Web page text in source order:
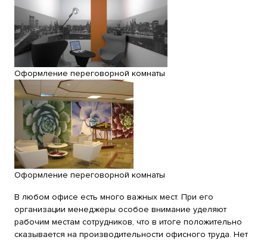
Оформление переговорной комнаты
Оформление переговорной комнаты
В любом офисе есть много важных мест. При его
организации менеджеры особое внимание уделяют
рабочим местам сотрудников, что в итоге положительно
сказывается на производительности офисного труда. Нет